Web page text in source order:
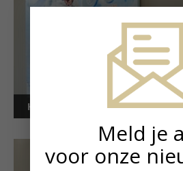
Kunstuitleen voor bedrijven
Meld je
voor onze